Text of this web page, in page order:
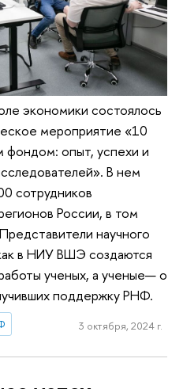
экономики состоялось
мероприятие «10
фондом: опыт, успехи и
В нем
сотрудников
России, в том
научного
в НИУ ВШЭ создаются
ученых, а ученые— о
поддержку РНФ.
3 октября, 2024 г.